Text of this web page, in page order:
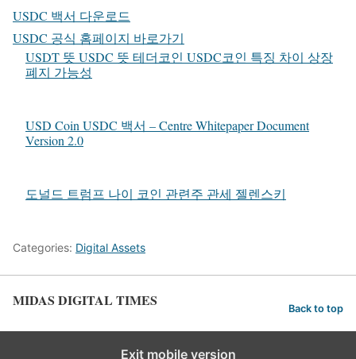
USDC 백서 다운로드
USDC 공식 홈페이지 바로가기
USDT 뜻 USDC 뜻 테더코인 USDC코인 특징 차이 상장
폐지 가능성
USD Coin USDC 백서 – Centre Whitepaper Document
Version 2.0
도널드 트럼프 나이 코인 관련주 관세 젤렌스키
Categories: Digital Assets
MIDAS DIGITAL TIMES Back to top
Exit mobile version